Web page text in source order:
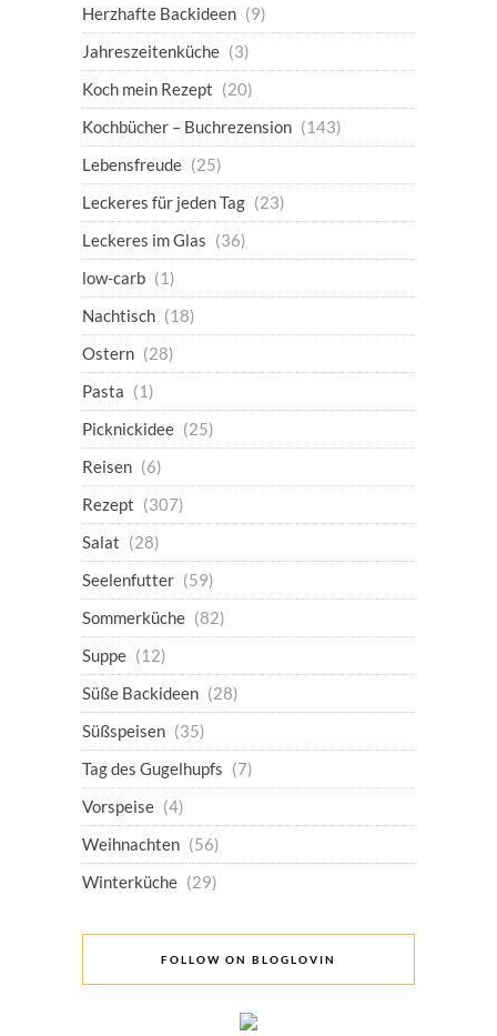
Herzhafte Backideen (9)
Jahreszeitenküche (3)
Koch mein Rezept (20)
Kochbücher – Buchrezension (143)
Lebensfreude (25)
Leckeres für jeden Tag (23)
Leckeres im Glas (36)
low-carb (1)
Nachtisch (18)
Ostern (28)
Pasta (1)
Picknickidee (25)
Reisen (6)
Rezept (307)
Salat (28)
Seelenfutter (59)
Sommerküche (82)
Suppe (12)
Süße Backideen (28)
Süßspeisen (35)
Tag des Gugelhupfs (7)
Vorspeise (4)
Weihnachten (56)
Winterküche (29)
FOLLOW ON BLOGLOVIN